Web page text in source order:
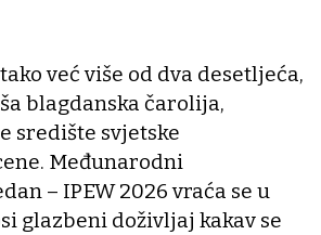
već više od dva desetljeća,
blagdanska čarolija,
središte svjetske
Međunarodni
– IPEW 2026 vraća se u
glazbeni doživljaj kakav se